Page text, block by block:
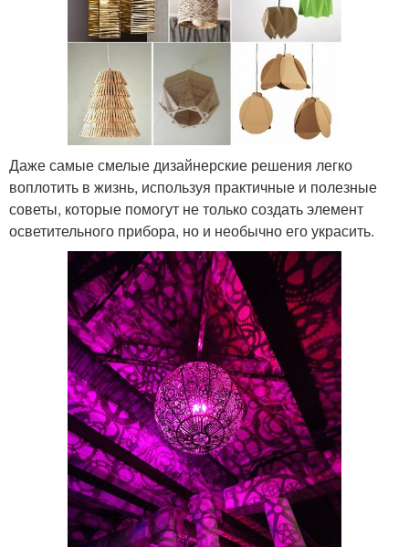
Даже самые смелые дизайнерские решения легко
воплотить в жизнь, используя практичные и полезные
советы, которые помогут не только создать элемент
осветительного прибора, но и необычно его украсить.